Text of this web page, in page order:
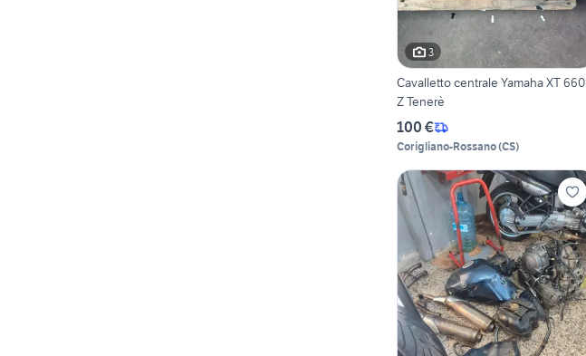
3
Cavalletto centrale Yamaha XT 660
Z Tenerè
100 €
Corigliano-Rossano(CS)